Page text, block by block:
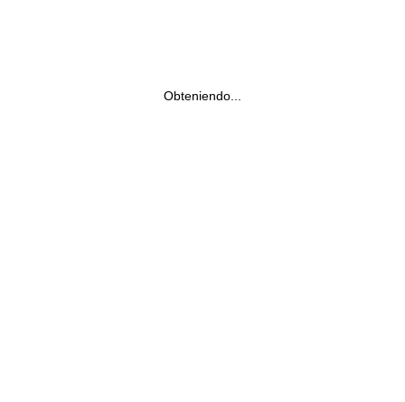
Obteniendo...